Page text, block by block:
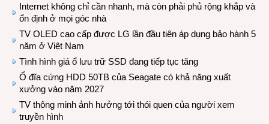
Internet không chỉ cần nhanh, mà còn phải phủ rộng khắp và
ổn định ở mọi góc nhà
TV OLED cao cấp được LG lần đầu tiên áp dụng bảo hành 5
năm ở Việt Nam
Tình hình giá ổ lưu trữ SSD đang tiếp tục tăng
Ổ đĩa cứng HDD 50TB của Seagate có khả năng xuất
xưởng vào năm 2027
TV thông minh ảnh hưởng tới thói quen của người xem
truyền hình